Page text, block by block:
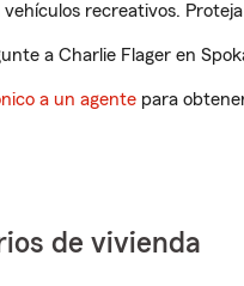
recreativos.
a Charlie Flager en
a un agente para
de vivienda